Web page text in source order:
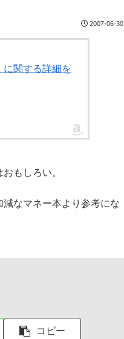
2007-06-30
に関する詳細を
もしろい。
なマネー本より参考にな
コピー